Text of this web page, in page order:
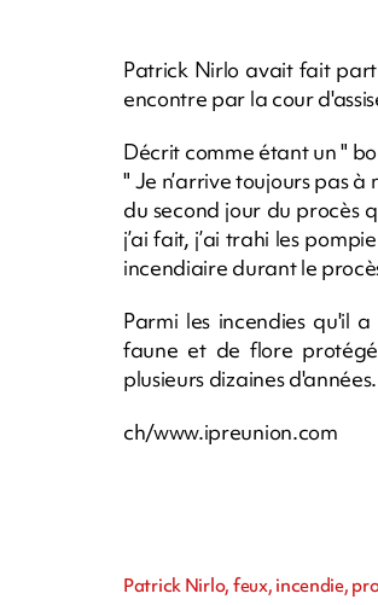
Patrick Nirlo avait fait
encontre par la cour
Décrit comme étant un "
" Je n’arrive toujours pas à
du second jour du procès
j’ai fait, j’ai trahi les
incendiaire durant le
Parmi les incendies qu'il
faune et de flore
plusieurs dizaines d'années.
ch/www.ipreunion.com
Patrick Nirlo, feux, incendie,